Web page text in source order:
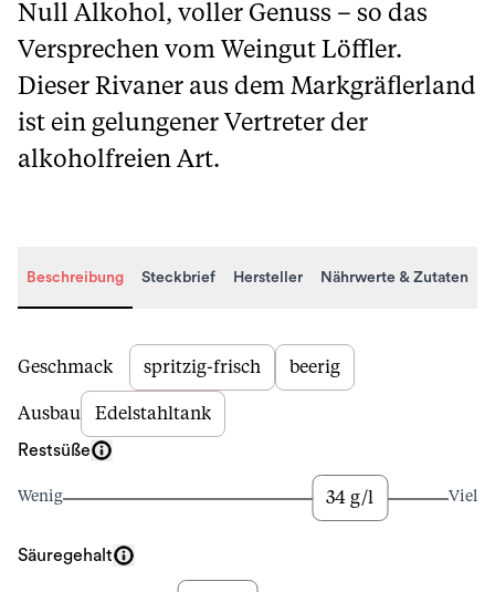
Null Alkohol, voller Genuss – so das
Versprechen vom Weingut Löffler.
Dieser Rivaner aus dem Markgräflerland
ist ein gelungener Vertreter der
alkoholfreien Art.
Beschreibung Steckbrief Hersteller Nährwerte & Zutaten
Beschreibung
Geschmack spritzig-frisch beerig
Ausbau Edelstahltank
Restsüße
Wenig 34 g/l Viel
Säuregehalt